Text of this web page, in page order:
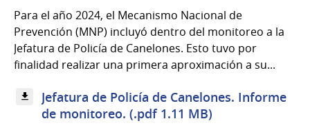
Para el año 2024, el Mecanismo Nacional de
Prevención (MNP) incluyó dentro del monitoreo a la
Jefatura de Policía de Canelones. Esto tuvo por
finalidad realizar una primera aproximación a su...
Jefatura de Policía de Canelones. Informe
de monitoreo. (.pdf 1.11 MB)